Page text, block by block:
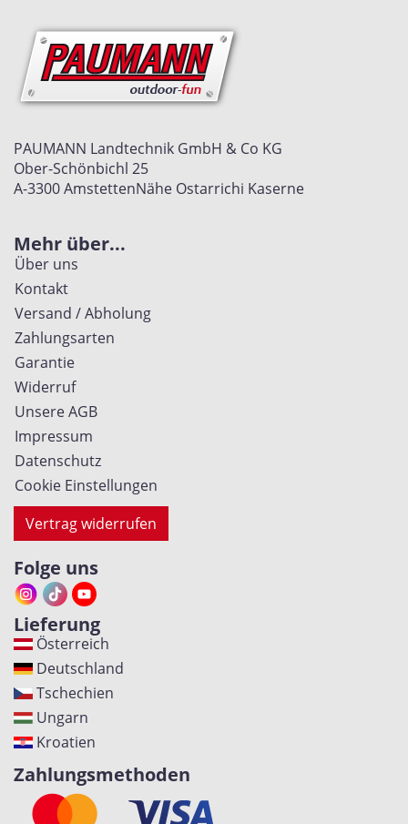
PAUMANN Landtechnik GmbH & Co KG
Ober-Schönbichl 25
A-3300 AmstettenNähe Ostarrichi Kaserne
Mehr über...
Über uns
Kontakt
Versand / Abholung
Zahlungsarten
Garantie
Widerruf
Unsere AGB
Impressum
Datenschutz
Cookie Einstellungen
Vertrag widerrufen
Folge uns
Lieferung
Österreich
Deutschland
Tschechien
Ungarn
Kroatien
Zahlungsmethoden